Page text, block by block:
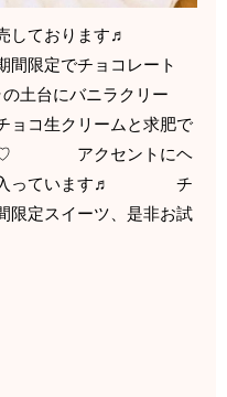
販売しております♬
間限定でチョコレート
にバニラクリー
ョコ生クリームと求肥で
た♡ アクセントにヘ
が入っています♬ チ
限定スイーツ、是非お試